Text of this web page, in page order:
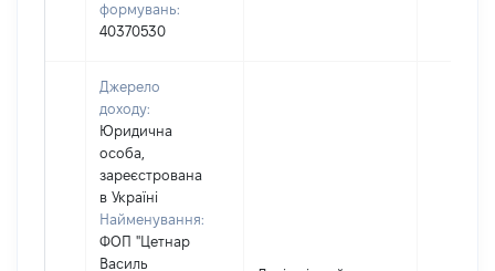
формувань:
40370530
Джерело
доходу:
Юридична
особа,
зареєстрована
в Україні
Найменування:
ФОП "Цетнар
Василь